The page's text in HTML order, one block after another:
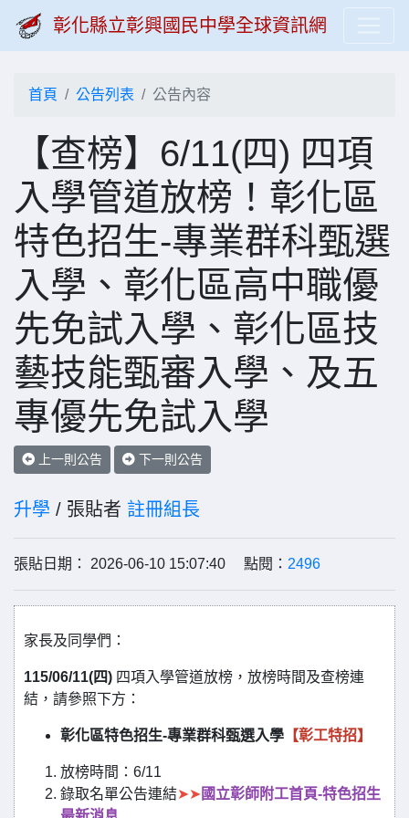
彰化縣立彰興國民中學全球資訊網
首頁 公告列表 公告內容
【查榜】6/11(四) 四項
入學管道放榜！彰化區
特色招生-專業群科甄選
入學、彰化區高中職優
先免試入學、彰化區技
藝技能甄審入學、及五
專優先免試入學
上一則公告 下一則公告
升學 / 張貼者 註冊組長
張貼日期： 2026-06-10 15:07:40 點閱： 2496
家長及同學們：
115/06/11(四) 四項入學管道放榜，放榜時間及查榜連
結，請參照下方：
彰化區特色招生-專業群科甄選入學 【彰工特招】
放榜時間：6/11
錄取名單公告連結➤➤ 國立彰師附工首頁-特色招生